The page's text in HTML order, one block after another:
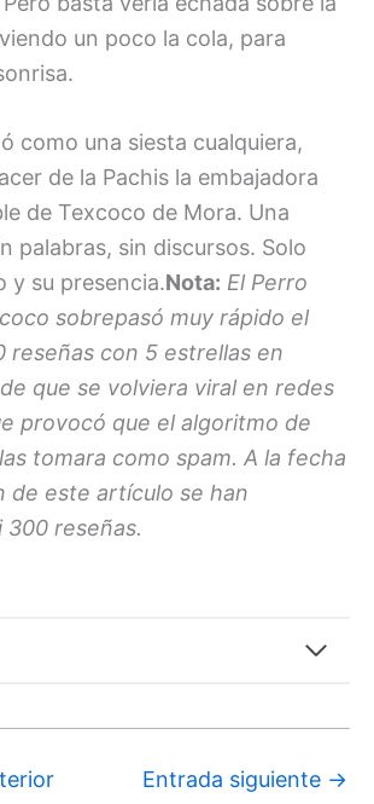
un poco la cola, para
como una siesta cualquiera,
de la Pachis la embajadora
de Texcoco de Mora. Una
palabras, sin discursos. Solo
y su presencia.Nota: El Perro
sobrepasó muy rápido el
reseñas con 5 estrellas en
que se volviera viral en redes
provocó que el algoritmo de
tomara como spam. A la fecha
de este artículo se han
300 reseñas.
Entrada siguiente →